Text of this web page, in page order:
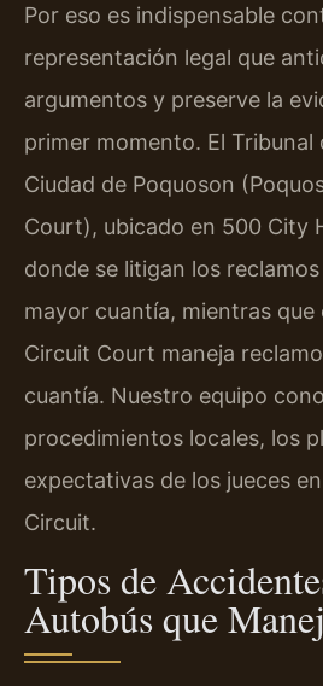
Por eso es indispensable
representación legal que
argumentos y preserve la
primer momento. El Tribunal
Ciudad de Poquoson
Court), ubicado en 500 City
donde se litigan los
mayor cuantía, mientras que
Circuit Court maneja
cuantía. Nuestro equipo
procedimientos locales, los
expectativas de los jueces
Circuit.
Tipos de
Autobús que